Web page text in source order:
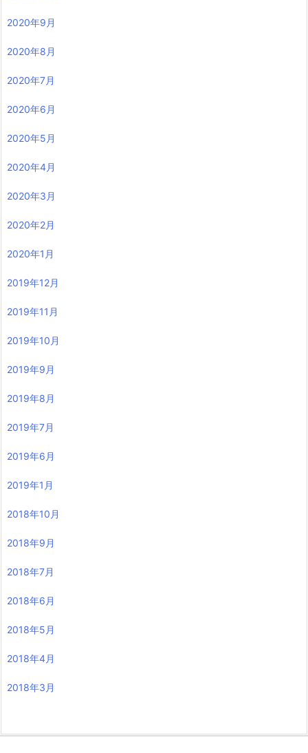
2020年9月
2020年8月
2020年7月
2020年6月
2020年5月
2020年4月
2020年3月
2020年2月
2020年1月
2019年12月
2019年11月
2019年10月
2019年9月
2019年8月
2019年7月
2019年6月
2019年1月
2018年10月
2018年9月
2018年7月
2018年6月
2018年5月
2018年4月
2018年3月